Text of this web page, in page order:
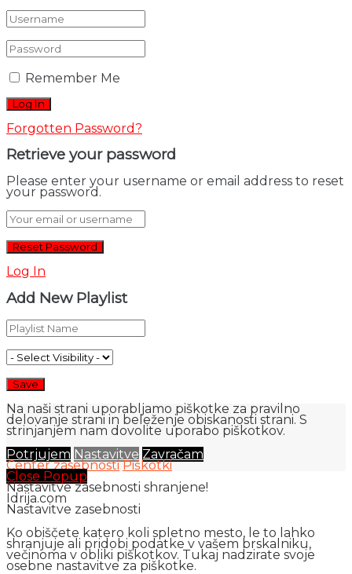
Remember Me
Forgotten Password?
Retrieve your password
Please enter your username or email address to reset
your password.
Log In
Add New Playlist
Na naši strani uporabljamo piškotke za pravilno
delovanje strani in beleženje obiskanosti strani. S
strinjanjem nam dovolite uporabo piškotkov.
Potrjujem Nastavitve Zavračam
Center zasebnosti Piškotki
Close Popup
Nastavitve zasebnosti shranjene!
Idrija.com
Nastavitve zasebnosti
Ko obiščete katero koli spletno mesto, le to lahko
shranjuje ali pridobi podatke v vašem brskalniku,
večinoma v obliki piškotkov. Tukaj nadzirate svoje
osebne nastavitve za piškotke.